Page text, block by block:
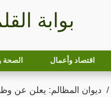
بوابة
اقتصاد وأعمال الصحة
ديوان المظالم: يعلن عن